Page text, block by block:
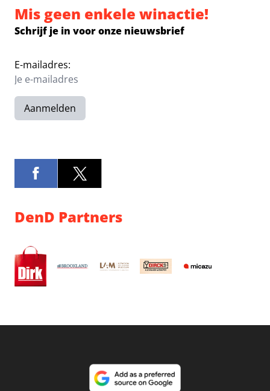
Mis geen enkele winactie!
Schrijf je in voor onze nieuwsbrief
E-mailadres:
Aanmelden
DenD Partners